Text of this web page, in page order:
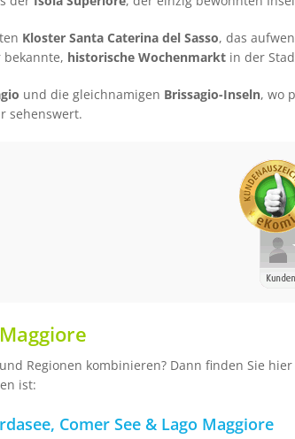
Kloster Santa Caterina del Sasso, das
historische Wochenmarkt in der
und die gleichnamigen Brissagio-Inseln, wo
sehenswert.
Regionen kombinieren? Dann finden Sie
ist:
Comer See & Lago Maggiore